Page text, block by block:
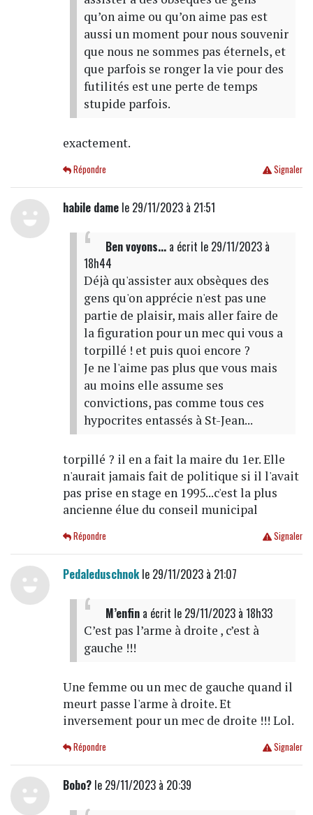
qu’on aime ou qu’on aime pas est
aussi un moment pour nous souvenir
que nous ne sommes pas éternels, et
que parfois se ronger la vie pour des
futilités est une perte de temps
stupide parfois.
exactement.
Signaler
Répondre
habile damele 29/11/2023 à 21:51
Ben voyons...a écrit le 29/11/2023 à
18h44
Déjà qu'assister aux obsèques des
gens qu'on apprécie n'est pas une
partie de plaisir, mais aller faire de
la figuration pour un mec qui vous a
torpillé ! et puis quoi encore ?
Je ne l'aime pas plus que vous mais
au moins elle assume ses
convictions, pas comme tous ces
hypocrites entassés à St-Jean...
torpillé ? il en a fait la maire du 1er. Elle
n'aurait jamais fait de politique si il l'avait
pas prise en stage en 1995...c'est la plus
ancienne élue du conseil municipal
Signaler
Répondre
Pedaleduschnokle 29/11/2023 à 21:07
M’enfina écrit le 29/11/2023 à 18h33
C’est pas l’arme à droite , c’est à
gauche !!!
Une femme ou un mec de gauche quand il
meurt passe l'arme à droite. Et
inversement pour un mec de droite !!! Lol.
Signaler
Répondre
Bobo?le 29/11/2023 à 20:39